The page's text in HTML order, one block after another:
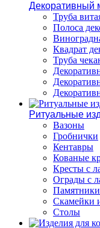
Декоративный
Труба
Полоса
Квадрат
Труба
Ритуальные
Вазоны
Гробнички
Кентавры
Кованые
Кресты с
Ограды с
Памятники
Скамейки
Столы